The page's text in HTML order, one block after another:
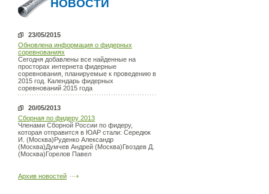
НОВОСТИ
23/05/2015
Обновлена информация о фидерных
соревнованиях
Сегодня добавлены все найденные на
просторах интернета фидерные
соревнования, планируемые к проведению в
2015 год. Календарь фидерных
соревнований 2015 года
20/05/2013
Сборная по фидеру 2013
Членами Сборной России по фидеру,
которая отправится в ЮАР стали: Середюк
И. (Москва)Руденко Александр
(Москва)Думчев Андрей (Москва)Гвоздев Д.
(Москва)Горелов Павел
Архив новостей